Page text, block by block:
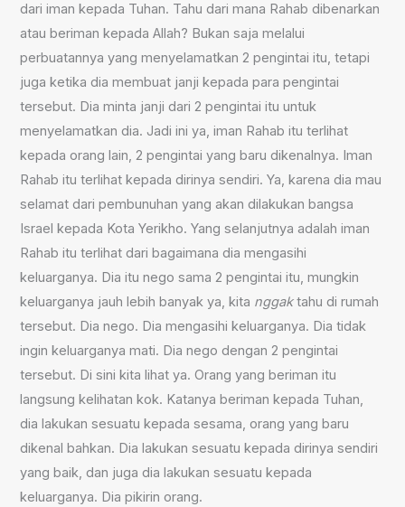
dari iman kepada Tuhan. Tahu dari mana Rahab dibenarkan
atau beriman kepada Allah? Bukan saja melalui
perbuatannya yang menyelamatkan 2 pengintai itu, tetapi
juga ketika dia membuat janji kepada para pengintai
tersebut. Dia minta janji dari 2 pengintai itu untuk
menyelamatkan dia. Jadi ini ya, iman Rahab itu terlihat
kepada orang lain, 2 pengintai yang baru dikenalnya. Iman
Rahab itu terlihat kepada dirinya sendiri. Ya, karena dia mau
selamat dari pembunuhan yang akan dilakukan bangsa
Israel kepada Kota Yerikho. Yang selanjutnya adalah iman
Rahab itu terlihat dari bagaimana dia mengasihi
keluarganya. Dia itu nego sama 2 pengintai itu, mungkin
keluarganya jauh lebih banyak ya, kita nggaktahu di rumah
tersebut. Dia nego. Dia mengasihi keluarganya. Dia tidak
ingin keluarganya mati. Dia nego dengan 2 pengintai
tersebut. Di sini kita lihat ya. Orang yang beriman itu
langsung kelihatan kok. Katanya beriman kepada Tuhan,
dia lakukan sesuatu kepada sesama, orang yang baru
dikenal bahkan. Dia lakukan sesuatu kepada dirinya sendiri
yang baik, dan juga dia lakukan sesuatu kepada
keluarganya. Dia pikirin orang.